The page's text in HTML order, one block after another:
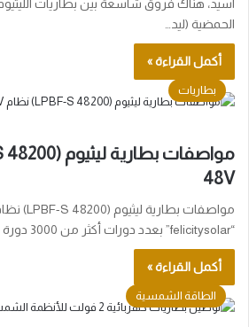
اسيد، هناك فروق شاسعة بين بطاريات
الحمضية (ليد…
أكمل القراءة »
بطاريات
48V
“felicitysolar” بعدد دورات أكثر من 3000 دورة عند تفريغ (DOD)…
أكمل القراءة »
الطاقة الشمسية